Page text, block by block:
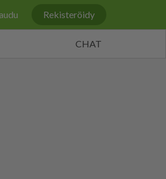
Rekisteröidy
CHAT